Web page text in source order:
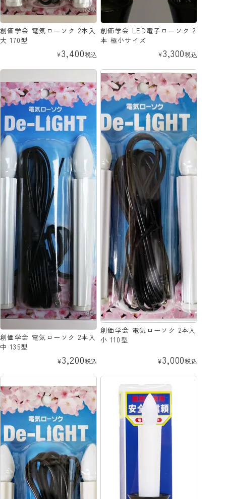
創価学会 電気ローソク 2本入
大 170型
¥3,400税込
創価学会 LED電子ローソク 2
本 極小サイズ
¥3,300税込
創価学会 電気ローソク 2本入
中 135型
¥3,200税込
創価学会 電気ローソク 2本入
小 110型
¥3,000税込